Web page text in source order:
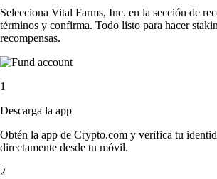
Selecciona Vital Farms, Inc. en la sección de
términos y confirma. Todo listo para hacer
recompensas.
1
Descarga la app
Obtén la app de Crypto.com y verifica tu
directamente desde tu móvil.
2